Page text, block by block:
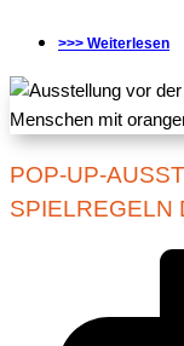
>>> Weiterlesen
POP-UP-
SPIELREGELN